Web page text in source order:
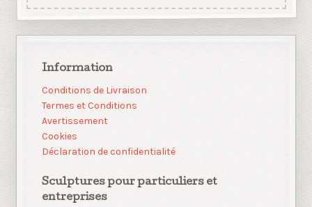
Information
Conditions de Livraison
Termes et Conditions
Avertissement
Cookies
Déclaration de confidentialité
Sculptures pour particuliers et
entreprises